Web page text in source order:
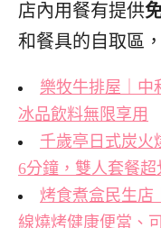
店內用餐有提供
和餐具的自取區
樂牧牛排屋｜中
冰品飲料無限享用
千歲亭日式炭火
6分鐘，雙人套餐超
烤食煮盒民生店
線燒烤健康便當、